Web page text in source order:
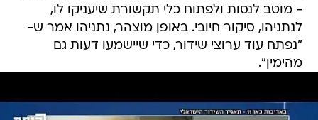
- מוטב לנסות ולפתוח כלי תקשורת שיעניקו לו,
לנתניהו, סיקור חיובי. באופן מוצהר, נתניהו אמר ש-
"נפתח עוד ערוצי שידור, כדי שיישמעו דעות גם
מהימין".